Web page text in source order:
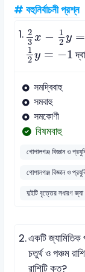
# বহুনির্বাচনী প্রশ্ন
1. 2
3 x −
1
2 y =
2 2
1
2 y = −1
12y -1
সমদ্বিবাহু
সমবাহু
সমকোণী
বিষমবাহু
গোপালগঞ্জ বিজ্ঞান ও
গোপালগঞ্জ বিজ্ঞান ও
দুইটি বৃত্তের সধারণ জ্যা
2.একটি
চতুর্থ ও পঞ্চম
রাশিটি কত?